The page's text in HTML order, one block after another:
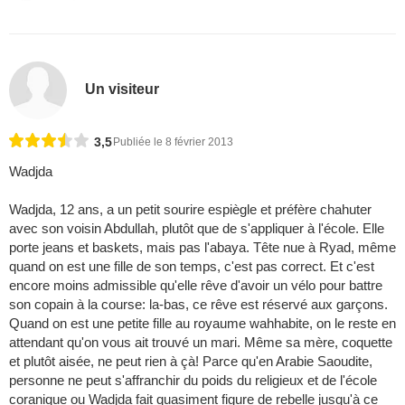
Un visiteur
3,5 Publiée le 8 février 2013
Wadjda
Wadjda, 12 ans, a un petit sourire espiègle et préfère chahuter
avec son voisin Abdullah, plutôt que de s'appliquer à l'école. Elle
porte jeans et baskets, mais pas l'abaya. Tête nue à Ryad, même
quand on est une fille de son temps, c'est pas correct. Et c'est
encore moins admissible qu'elle rêve d'avoir un vélo pour battre
son copain à la course: la-bas, ce rêve est réservé aux garçons.
Quand on est une petite fille au royaume wahhabite, on le reste en
attendant qu'on vous ait trouvé un mari. Même sa mère, coquette
et plutôt aisée, ne peut rien à çà! Parce qu'en Arabie Saoudite,
personne ne peut s'affranchir du poids du religieux et de l'école
coranique ou Wadjda fait quasiment figure de rebelle jusqu'à ce